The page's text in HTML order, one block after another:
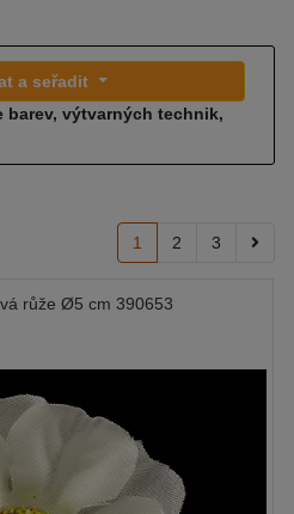
a seřadit
barev, výtvarných technik,
1 2 3
růže Ø5 cm 390653